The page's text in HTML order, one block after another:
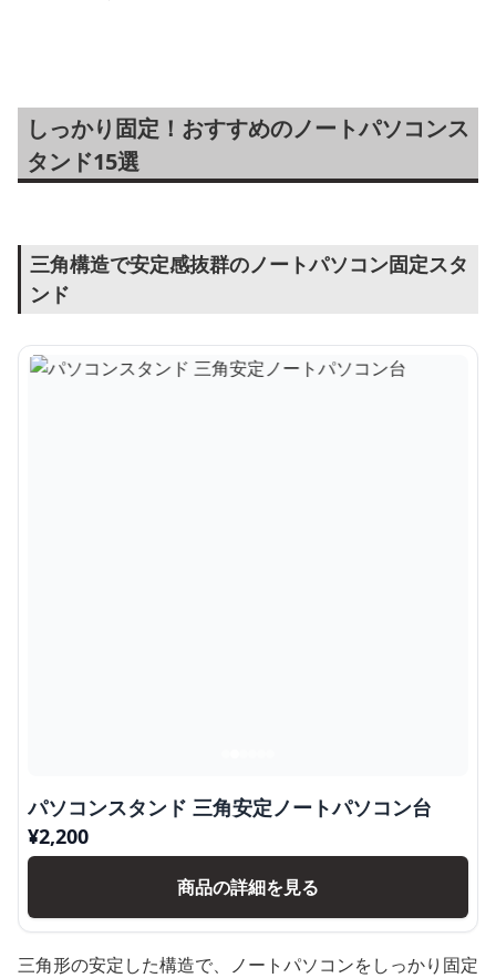
しっかり固定！おすすめのノートパソコンス
タンド15選
三角構造で安定感抜群のノートパソコン固定スタ
ンド
パソコンスタンド 三角安定ノートパソコン台
¥2,200
商品の詳細を見る
三角形の安定した構造で、ノートパソコンをしっかり固定